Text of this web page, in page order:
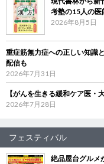
考塾の15人の医
2026年8月5日
重症筋無力症への正しい知識
配信も
2026年7月31日
【がんを生きる緩和ケア医・
2026年7月28日
フェスティバル
絶品屋台グルメ